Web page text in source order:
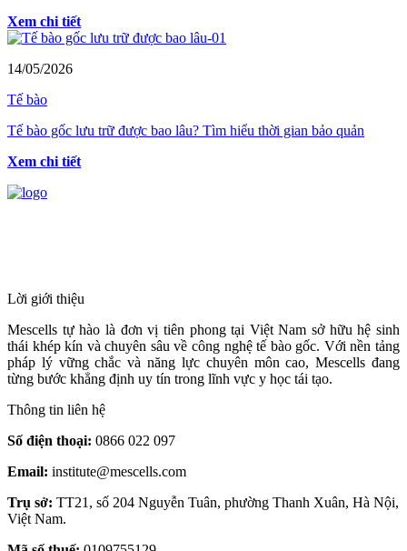
Xem chi tiết
14/05/2026
Tế bào
Tế bào gốc lưu trữ được bao lâu? Tìm hiểu thời gian bảo quản
Xem chi tiết
Lời giới thiệu
Mescells tự hào là đơn vị tiên phong tại Việt Nam sở hữu hệ sinh
thái khép kín và chuyên sâu về công nghệ tế bào gốc. Với nền tảng
pháp lý vững chắc và năng lực chuyên môn cao, Mescells đang
từng bước khẳng định uy tín trong lĩnh vực y học tái tạo.
Thông tin liên hệ
Số điện thoại: 0866 022 097
Email: institute@mescells.com
Trụ sở: TT21, số 204 Nguyễn Tuân, phường Thanh Xuân, Hà Nội,
Việt Nam.